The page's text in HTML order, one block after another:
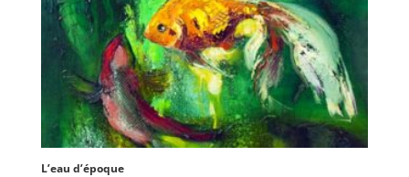
L’eau d’époque